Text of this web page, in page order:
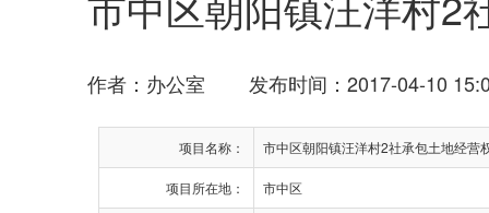
作者：办公室 发布时间：2017-04-10
项目名称： 市中区朝阳镇汪洋村2社承包土地经营
项目所在地： 市中区